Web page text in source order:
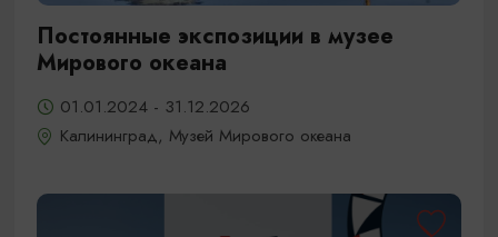
Постоянные экспозиции в музее
Мирового океана
01.01.2024 - 31.12.2026
Калининград, Музей Мирового океана